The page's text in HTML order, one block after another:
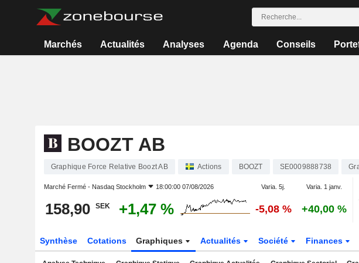
Marchés Actualités Analyses Agenda Conseils
BOOZT AB
Graphique Force Relative Boozt AB Actions BOOZT SE0009888738
Marché Fermé - Nasdaq Stockholm 18:00:00 07/08/2026 Varia. 5j. Varia. 1 janv.
158,90 SEK +1,47 % -5,08 % +40,00 %
Synthèse Cotations Graphiques Actualités Société Finances